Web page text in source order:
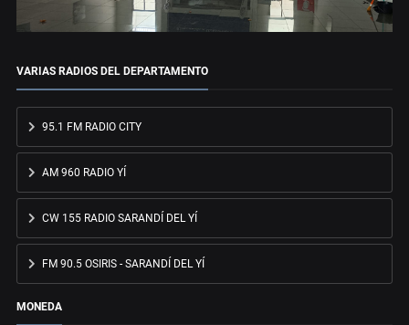
VARIAS RADIOS DEL DEPARTAMENTO
95.1 FM RADIO CITY
AM 960 RADIO YÍ
CW 155 RADIO SARANDÍ DEL YÍ
FM 90.5 OSIRIS - SARANDÍ DEL YÍ
MONEDA